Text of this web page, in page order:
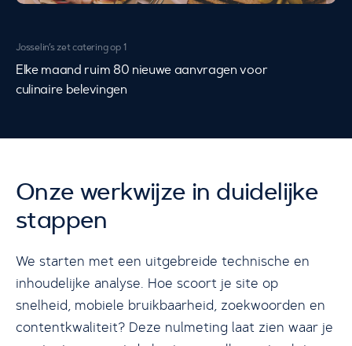
Josselin’s zet catering op 1
Elke maand ruim 80 nieuwe aanvragen voor
culinaire belevingen
Onze werkwijze in duidelijke
stappen
We starten met een uitgebreide technische en
inhoudelijke analyse. Hoe scoort je site op
snelheid, mobiele bruikbaarheid, zoekwoorden en
contentkwaliteit? Deze nulmeting laat zien waar je